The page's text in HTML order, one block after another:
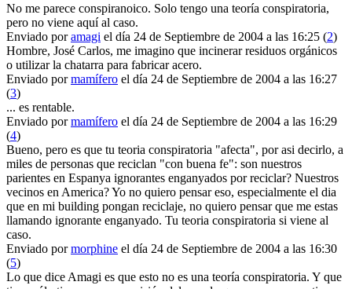
No me parece conspiranoico. Solo tengo una teoría conspiratoria,
pero no viene aquí al caso.
Enviado poramagi el día 24 de Septiembre de 2004 a las 16:25 (2)
Hombre, José Carlos, me imagino que incinerar residuos orgánicos
o utilizar la chatarra para fabricar acero.
Enviado pormamífero el día 24 de Septiembre de 2004 a las 16:27
(3)
... es rentable.
Enviado pormamífero el día 24 de Septiembre de 2004 a las 16:29
(4)
Bueno, pero es que tu teoria conspiratoria "afecta", por asi decirlo, a
miles de personas que reciclan "con buena fe": son nuestros
parientes en Espanya ignorantes enganyados por reciclar? Nuestros
vecinos en America? Yo no quiero pensar eso, especialmente el dia
que en mi building pongan reciclaje, no quiero pensar que me estas
llamando ignorante enganyado. Tu teoria conspiratoria si viene al
caso.
Enviado pormorphine el día 24 de Septiembre de 2004 a las 16:30
(5)
Lo que dice Amagi es que esto no es una teoría conspiratoria. Y que